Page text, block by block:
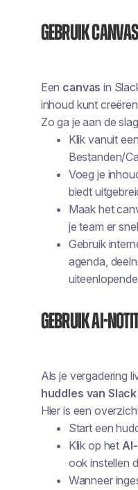
Gebruik
Een canvas in
inhoud kunt
Zo ga je aan de
Klik vanuit
Bestanden/
Voeg je
biedt
Maak het
je team er
Gebruik
agenda,
Gebruik AI-
Als je vergadering
huddles van
Hier is een
Start een
Klik op het
ook instellen
Wanneer